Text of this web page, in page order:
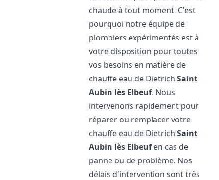
chaude à tout moment. C'est
pourquoi notre équipe de
plombiers expérimentés est à
votre disposition pour toutes
vos besoins en matière de
chauffe eau de DietrichSaint
Aubin lès Elbeuf. Nous
intervenons rapidement pour
réparer ou remplacer votre
chauffe eau de DietrichSaint
Aubin lès Elbeufen cas de
panne ou de problème. Nos
délais d'intervention sont très